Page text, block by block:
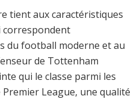
tient aux caractéristiques
correspondent
du football moderne et au
de Tottenham
qui le classe parmi les
League, une qualité